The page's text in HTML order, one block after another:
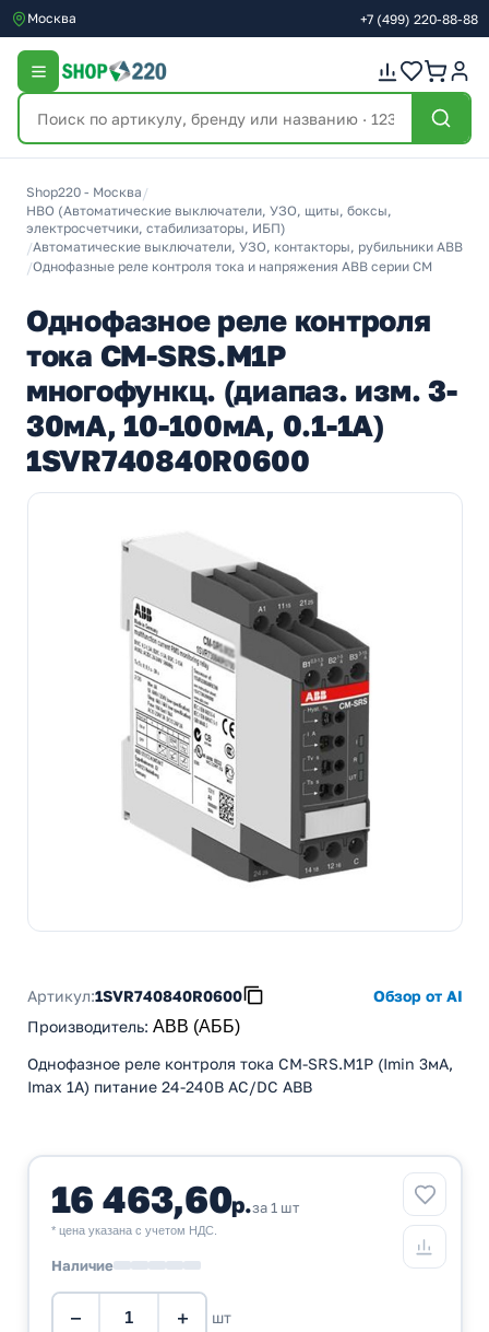
Москва +7 (499) 220-88-88
Shop220 - Москва /
НВО (Автоматические выключатели, УЗО, щиты, боксы,
электросчетчики, стабилизаторы, ИБП)
/Автоматические выключатели, УЗО, контакторы, рубильники ABB
/Однофазные реле контроля тока и напряжения ABB серии CM
Однофазное реле контроля
тока CM-SRS.M1P
многофункц. (диапаз. изм. 3-
30мА, 10-100мА, 0.1-1А)
1SVR740840R0600
Артикул:1SVR740840R0600
Обзор от AI
Производитель: ABB (АББ)
Однофазное реле контроля тока CM-SRS.M1P (Imin 3мА,
Imax 1A) питание 24-240В AC/DC ABB
16 463,60р.за 1 шт
* цена указана с учетом НДС.
Наличие
− + шт